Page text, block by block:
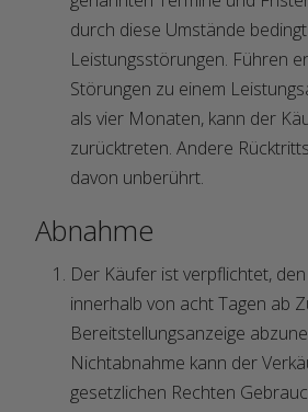
durch diese Umstände
Leistungsstörungen. Führen
Störungen zu einem
als vier Monaten, kann der
zurücktreten. Andere
davon unberührt.
Abnahme
Der Käufer ist verpflichtet,
innerhalb von acht Tagen ab
Bereitstellungsanzeige
Nichtabnahme kann der
gesetzlichen Rechten